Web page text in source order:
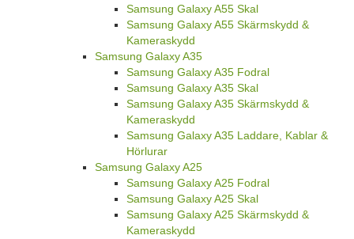
Samsung Galaxy A55 Skal
Samsung Galaxy A55 Skärmskydd &
Kameraskydd
Samsung Galaxy A35
Samsung Galaxy A35 Fodral
Samsung Galaxy A35 Skal
Samsung Galaxy A35 Skärmskydd &
Kameraskydd
Samsung Galaxy A35 Laddare, Kablar &
Hörlurar
Samsung Galaxy A25
Samsung Galaxy A25 Fodral
Samsung Galaxy A25 Skal
Samsung Galaxy A25 Skärmskydd &
Kameraskydd